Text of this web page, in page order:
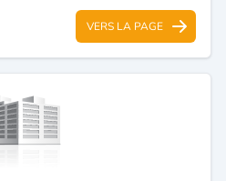
VERS LA PAGE